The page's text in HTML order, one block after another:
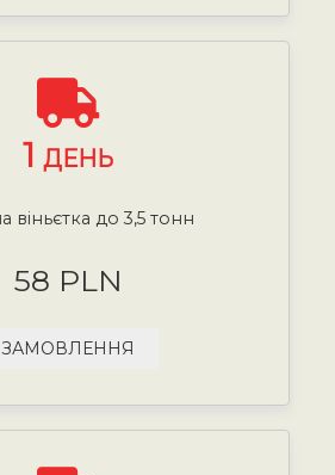
1 ДЕНЬ
віньєтка до 3,5 тонн
58 PLN
ЗАМОВЛЕННЯ